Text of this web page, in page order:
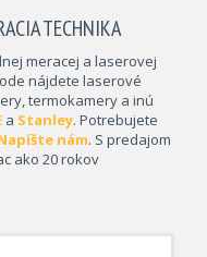
TECHNIKA
meracej a laserovej
nájdete laserové
termokamery a inú
a Stanley. Potrebujete
nám. S predajom
ako 20 rokov